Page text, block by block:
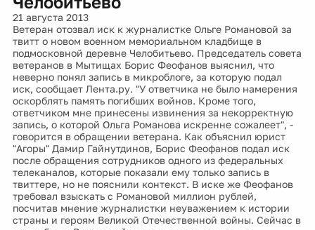
21 августа 2013
Ветеран отозвал иск к журналистке Ольге Романовой за
твитт о новом военном мемориальном кладбище в
подмосковной деревне Челобитьево. Председатель совета
ветеранов в Мытищах Борис Феофанов выяснил, что
неверно понял запись в микроблоге, за которую подал
иск, сообщает Лента.ру. "У ответчика не было намерения
оскорблять память погибших войнов. Кроме того,
ответчиком мне принесены извинения за некорректную
запись, о которой Ольга Романова искренне сожалеет", -
говорится в обращении ветерана. Как объяснил юрист
"Агоры" Дамир Гайнутдинов, Борис Феофанов подал иск
после обращения сотрудников одного из федеральных
телеканалов, которые показали ему только запись в
твиттере, но не пояснили контекст. В иске же Феофанов
требовал взыскать с Романовой миллион рублей,
посчитав мнение журналистки неуважением к истории
страны и героям Великой Отечественной войны. Сейчас в